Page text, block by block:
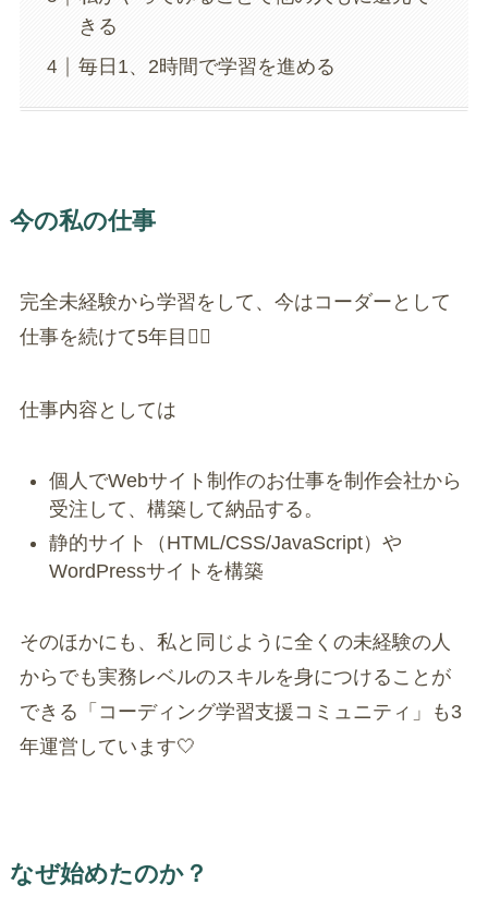
きる
毎日1、2時間で学習を進める
今の私の仕事
完全未経験から学習をして、今はコーダーとして
仕事を続けて5年目🙆‍♀️
仕事内容としては
個人でWebサイト制作のお仕事を制作会社から
受注して、構築して納品する。
静的サイト（HTML/CSS/JavaScript）や
WordPressサイトを構築
そのほかにも、私と同じように全くの未経験の人
からでも実務レベルのスキルを身につけることが
できる「コーディング学習支援コミュニティ」も3
年運営しています🤍
なぜ始めたのか？